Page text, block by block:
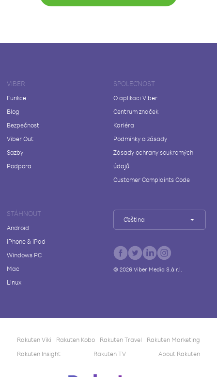
VIBER
Funkce
Blog
Bezpečnost
Viber Out
Sazby
Podpora
SPOLEČNOST
O aplikaci Viber
Centrum značek
Kariéra
Podmínky a zásady
Zásady ochrany soukromých
údajů
Customer Complaints Code
STÁHNOUT
Android
iPhone & iPad
Windows PC
Mac
Linux
Čeština
© 2026Viber Media S.à r.l.
Rakuten Viki Rakuten Kobo Rakuten Travel
Rakuten Marketing
Rakuten Insight
Rakuten TV About Rakuten